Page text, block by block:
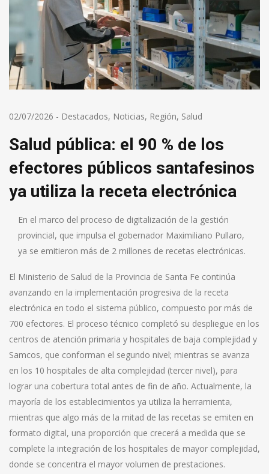
02/07/2026 - Destacados, Noticias, Región, Salud
Salud pública: el 90 % de los
efectores públicos santafesinos
ya utiliza la receta electrónica
En el marco del proceso de digitalización de la gestión
provincial, que impulsa el gobernador Maximiliano Pullaro,
ya se emitieron más de 2 millones de recetas electrónicas.
El Ministerio de Salud de la Provincia de Santa Fe continúa
avanzando en la implementación progresiva de la receta
electrónica en todo el sistema público, compuesto por más de
700 efectores. El proceso técnico completó su despliegue en los
centros de atención primaria y hospitales de baja complejidad y
Samcos, que conforman el segundo nivel; mientras se avanza
en los 10 hospitales de alta complejidad (tercer nivel), para
lograr una cobertura total antes de fin de año. Actualmente, la
mayoría de los establecimientos ya utiliza la herramienta,
mientras que algo más de la mitad de las recetas se emiten en
formato digital, una proporción que crecerá a medida que se
complete la integración de los hospitales de mayor complejidad,
donde se concentra el mayor volumen de prestaciones.